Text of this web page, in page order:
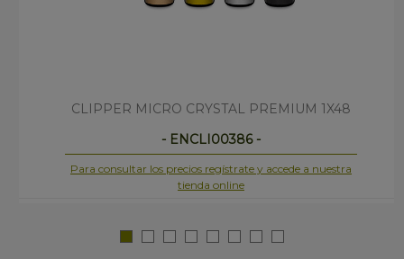
CLIPPER MICRO CRYSTAL PREMIUM 1X48
- ENCLI00386 -
Para consultar los precios regístrate y accede a nuestra
tienda online